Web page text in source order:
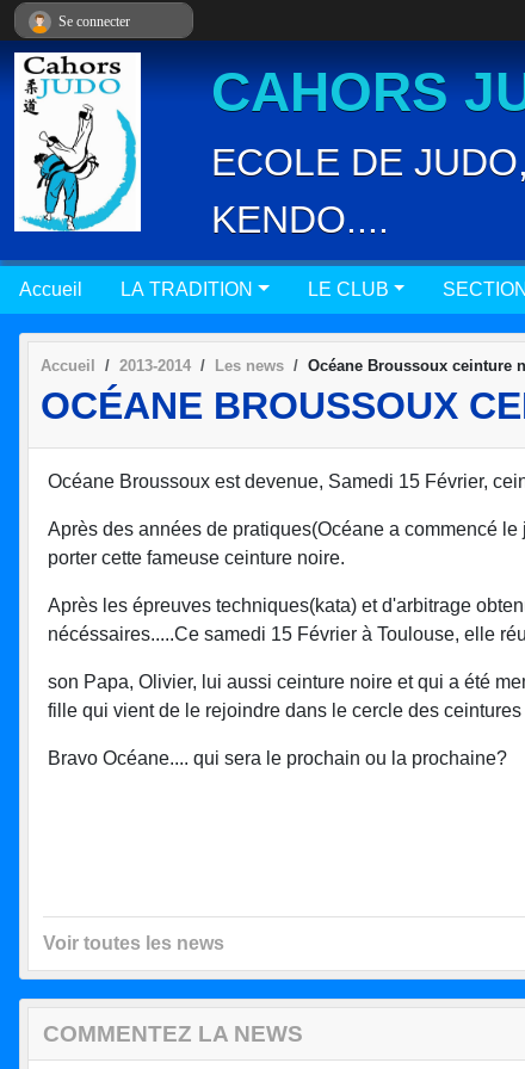
CAHORS
ECOLE DE
KENDO....
Accueil LA TRADITION LE CLUB
Accueil 2013-2014 Les news Océane Broussoux ceinture
OCÉANE BROUSSOUX
Océane Broussoux est devenue, Samedi 15 Février,
Après des années de pratiques(Océane a commencé
porter cette fameuse ceinture noire.
Après les épreuves techniques(kata) et d'arbitrage
nécéssaires.....Ce samedi 15 Février à Toulouse, elle
son Papa, Olivier, lui aussi ceinture noire et qui a été
fille qui vient de le rejoindre dans le cercle des ceintures
Bravo Océane.... qui sera le prochain ou la prochaine?
Voir toutes les news
COMMENTEZ LA NEWS
Se connecter
Panneau de gestion des cookies